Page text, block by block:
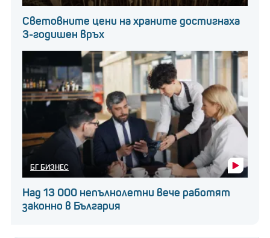
Световните цени на храните достигнаха
3-годишен връх
БГ БИЗНЕС
Над 13 000 непълнолетни вече работят
законно в България